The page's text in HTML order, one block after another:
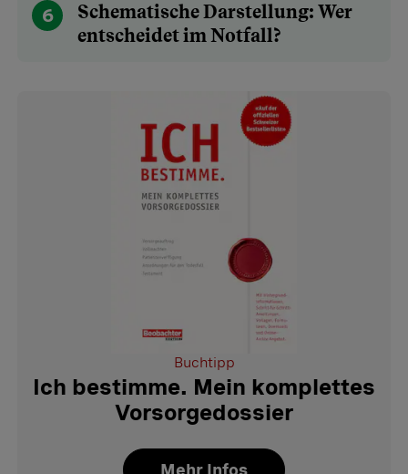
6
Schematische Darstellung: Wer
entscheidet im Notfall?
Buchtipp
Ich bestimme. Mein komplettes
Vorsorgedossier